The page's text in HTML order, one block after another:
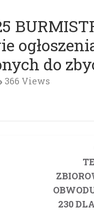
do
366 Views
230